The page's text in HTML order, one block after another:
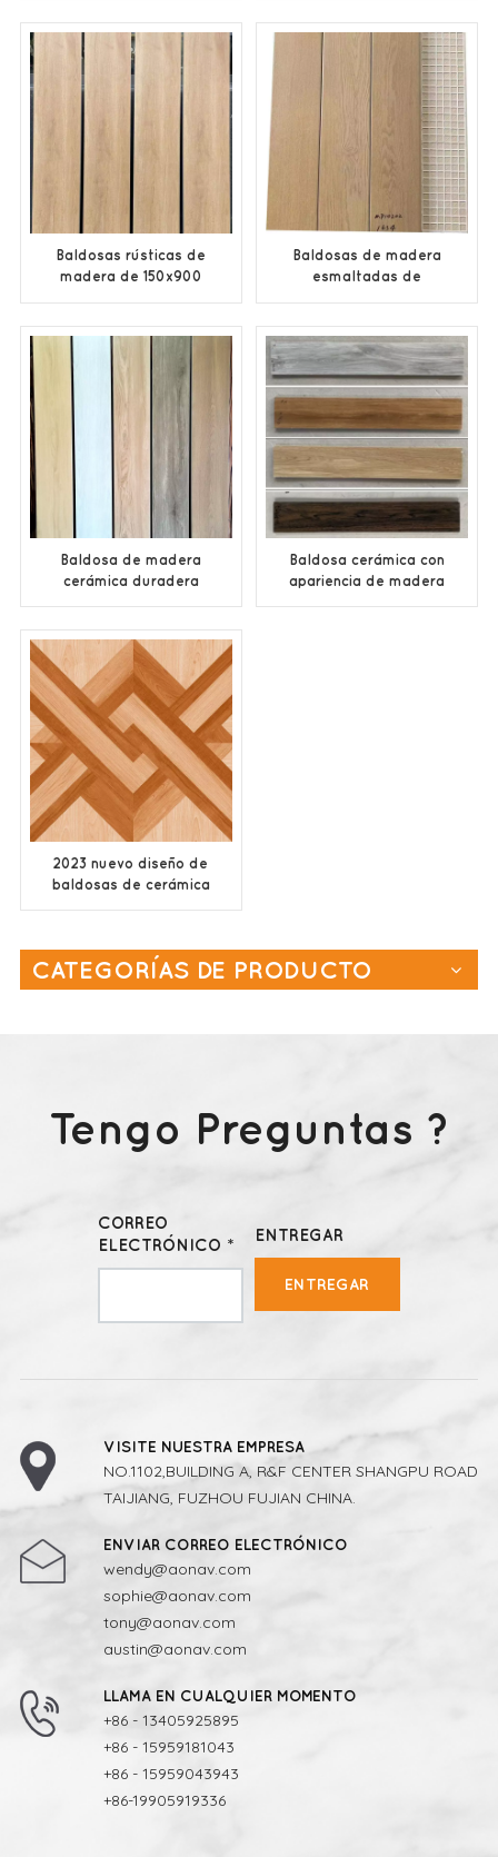
mm de China
Baldosas rústicas de
madera de 150x900
Baldosas de madera
esmaltadas de
Baldosa de madera
cerámica duradera
Baldosa cerámica con
apariencia de madera
2023 nuevo diseño de
baldosas de cerámica
400x400
CATEGORÍAS DE PRODUCTO
Tengo Preguntas ?
CORREO
ELECTRÓNICO *
ENTREGAR
ENTREGAR
VISITE NUESTRA EMPRESA
NO.1102,BUILDING A, R&F CENTER SHANGPU ROAD
TAIJIANG, FUZHOU FUJIAN CHINA.
ENVIAR CORREO ELECTRÓNICO
wendy@aonav.com
sophie@aonav.com
tony@aonav.com
austin@aonav.com
LLAMA EN CUALQUIER MOMENTO
+86 - 13405925895
+86 - 15959181043
+86 - 15959043943
+86-19905919336